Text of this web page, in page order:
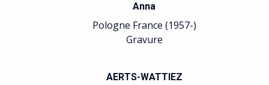
Anna
Pologne France (1957-)
Gravure
AERTS-WATTIEZ